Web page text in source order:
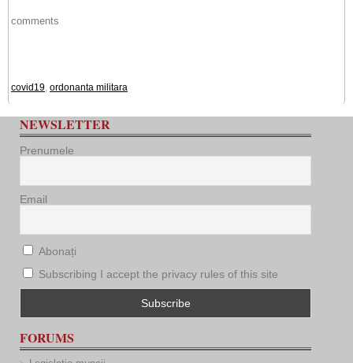
comments
covid19, ordonanta militara
NEWSLETTER
Prenumele
Email
Abonați
Subscribing I accept the privacy rules of this site
FORUMS